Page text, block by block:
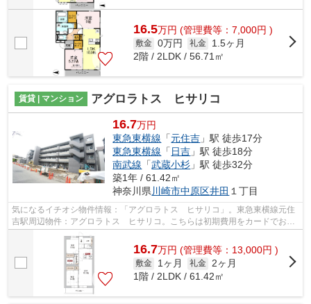
16.5万円 (管理費等：7,000円 )
敷金 0万円 礼金
1.5ヶ月
2階 / 2LDK / 56.71㎡
賃貸 | マンション アグロラトス ヒサリコ
16.7万円
東急東横線 「元住吉 」駅 徒歩17分
東急東横線 「日吉 」駅 徒歩18分
南武線 「武蔵小杉 」駅 徒歩32分
築1年 / 61.42㎡
神奈川県 川崎市中原区井田 １丁目
気になるイチオシ物件情報：「アグロラトス ヒサリコ」。東急東横線元住
吉駅周辺物件：アグロラトス ヒサリコ。こちらは初期費用をカードでお支
払いいただける物件なので、支払い手...
16.7万円 (管理費等：13,000円 )
敷金 1ヶ月 礼金
2ヶ月
1階 / 2LDK / 61.42㎡